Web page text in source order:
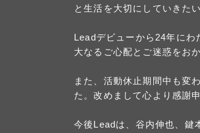
と生活を大切にしていきた
Leadデビューから24年にわ
大なるご心配とご迷惑をお
また、活動休止期間中も変
た。改めまして心より感謝
今後Leadは、谷内伸也、鍵